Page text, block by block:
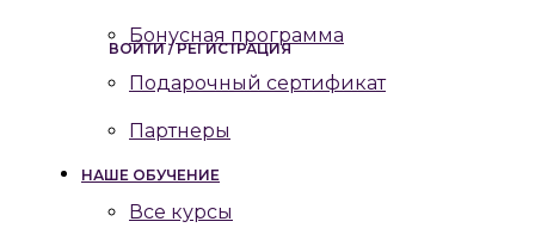
ВОЙТИ / РЕГИСТРАЦИЯ
Бонусная программа
Подарочный сертификат
Партнеры
НАШЕ ОБУЧЕНИЕ
Все курсы